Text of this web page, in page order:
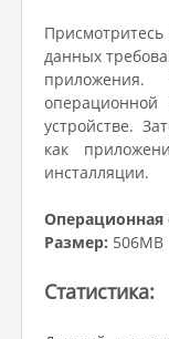
данных
устройстве.
как
инсталляции.
Операционная
Размер: 506MB
Статистика: